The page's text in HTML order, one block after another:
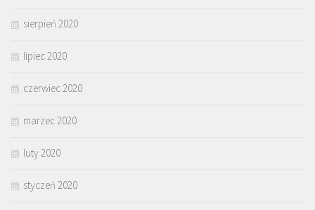
sierpień 2020
lipiec 2020
czerwiec 2020
marzec 2020
luty 2020
styczeń 2020